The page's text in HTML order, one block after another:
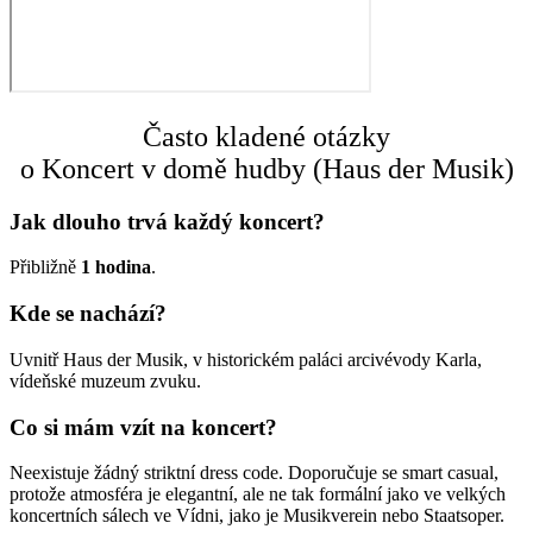
Často kladené otázky
o Koncert v domě hudby (Haus der Musik)
Jak dlouho trvá každý koncert?
Přibližně 1 hodina.
Kde se nachází?
Uvnitř Haus der Musik, v historickém paláci arcivévody Karla,
vídeňské muzeum zvuku.
Co si mám vzít na koncert?
Neexistuje žádný striktní dress code. Doporučuje se smart casual,
protože atmosféra je elegantní, ale ne tak formální jako ve velkých
koncertních sálech ve Vídni, jako je Musikverein nebo Staatsoper.